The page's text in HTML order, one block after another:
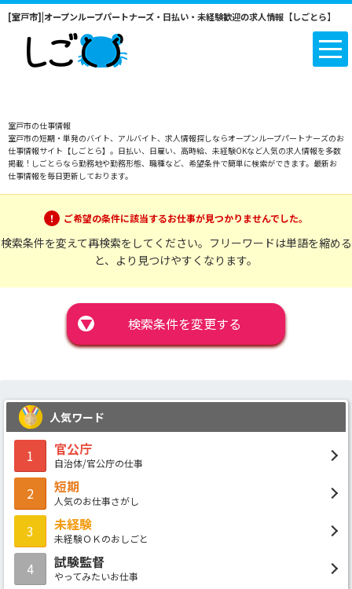
[室戸市]|オープンループパートナーズ・日払い・未経験歓迎の求人情報【しごとら】
室戸市の仕事情報
室戸市の短期・単発のバイト、アルバイト、求人情報探しならオープンループパートナーズのお
仕事情報サイト【しごとら】。日払い、日雇い、高時給、未経験OKなど人気の求人情報を多数
掲載！しごとらなら勤務地や勤務形態、職種など、希望条件で簡単に検索ができます。最新お
仕事情報を毎日更新しております。
ご希望の条件に該当するお仕事が見つかりませんでした。
検索条件を変えて再検索をしてください。フリーワードは単語を縮める
と、より見つけやすくなります。
▼ 検索条件を変更する
人気ワード
1 官公庁
自治体/官公庁の仕事
2 短期
人気のお仕事さがし
3 未経験
未経験ＯＫのおしごと
4 試験監督
やってみたいお仕事